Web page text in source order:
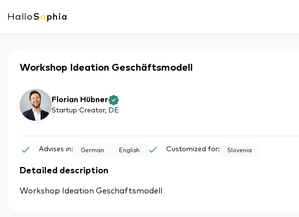
HalloSo phia
Workshop Ideation Geschäftsmodell
Florian Hübner
Startup Creator, DE
Advises in: German English Customized for: Slovenia
Detailed description
Workshop Ideation Geschäftsmodell